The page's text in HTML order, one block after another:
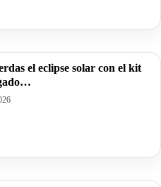
el eclipse solar con el kit